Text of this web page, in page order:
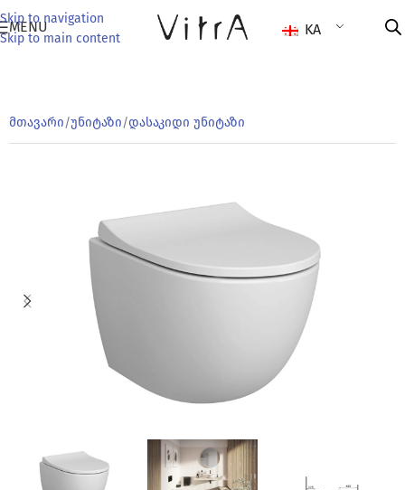
Skip to navigation
Skip to main content
MENU KA
მთავარი/უნიტაზი/დასაკიდი უნიტაზი